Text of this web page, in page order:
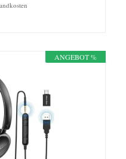
ANGEBOT %